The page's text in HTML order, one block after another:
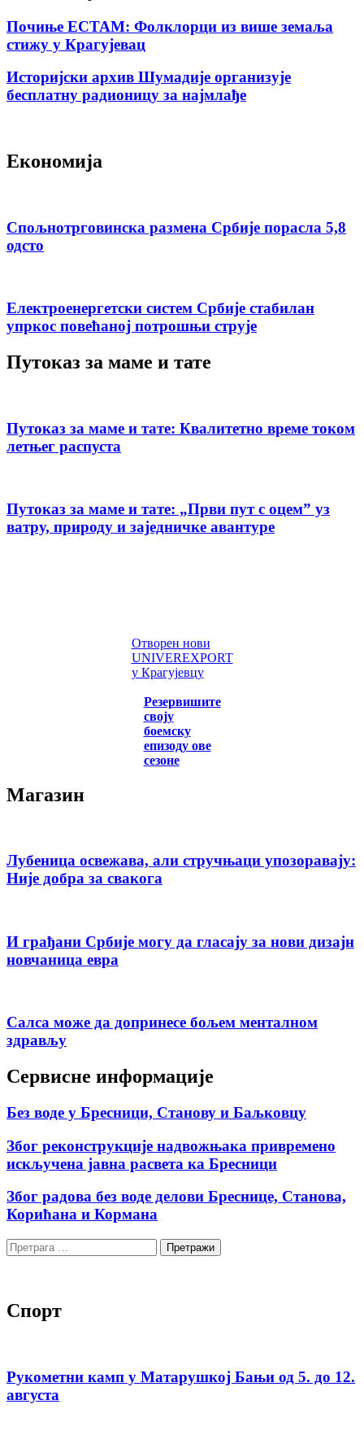
Почиње ЕСТАМ: Фолклорци из више земаља
стижу у Крагујевац
Историјски архив Шумадије организује
бесплатну радионицу за најмлађе
Економија
Спољнотрговинска размена Србије порасла 5,8
одсто
Електроенергетски систем Србије стабилан
упркос повећаној потрошњи струје
Путоказ за маме и тате
Путоказ за маме и тате: Квалитетно време током
летњег распуста
Путоказ за маме и тате: „Први пут с оцемˮ уз
ватру, природу и заједничке авантуре
Отворен нови
UNIVEREXPORT
у Крагујевцу
Резервишите
своју
боемску
епизоду ове
сезоне
Магазин
Лубеница освежава, али стручњаци упозоравају:
Није добра за свакога
И грађани Србије могу да гласају за нови дизајн
новчаница евра
Салса може да допринесе бољем менталном
здрављу
Сервисне информације
Без воде у Бресници, Станову и Баљковцу
Због реконструкције надвожњака привремено
искључена јавна расвета ка Бресници
Због радова без воде делови Бреснице, Станова,
Корићана и Кормана
Претрага
за:
Спорт
Рукометни камп у Матарушкој Бањи од 5. до 12.
августа